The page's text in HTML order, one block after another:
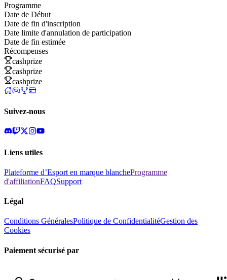
Programme
Date de Début
Date de fin d'inscription
Date limite d'annulation de participation
Date de fin estimée
Récompenses
cashprize
cashprize
cashprize
Suivez-nous
Liens utiles
Plateforme d’Esport en marque blancheProgramme
d'affiliationFAQSupport
Légal
Conditions GénéralesPolitique de ConfidentialitéGestion des
Cookies
Paiement sécurisé par